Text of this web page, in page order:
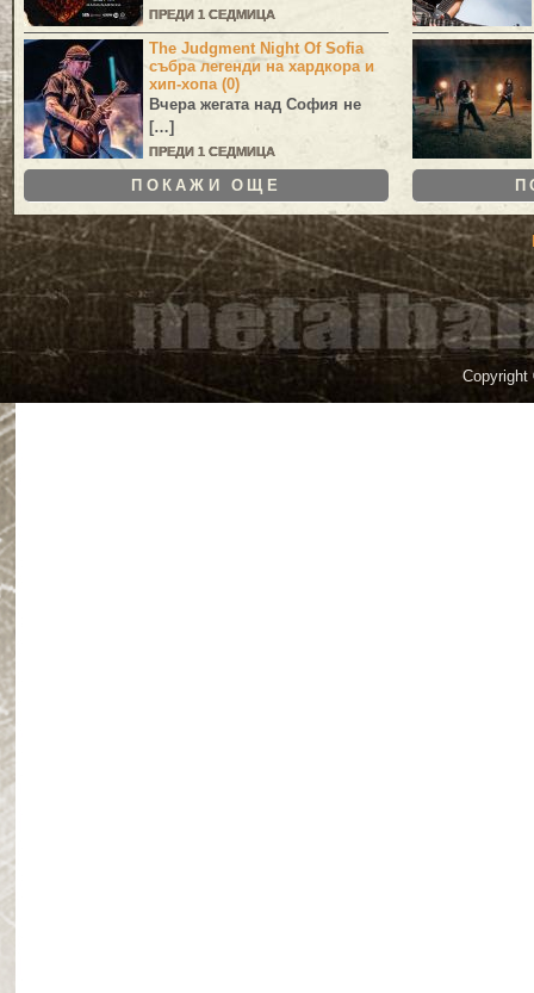
ПРЕДИ 1 СЕДМИЦА
The Judgment Night Of Sofia
събра легенди на хардкора и
хип-хопа (0)
Вчера жегата над София не
[…]
ПРЕДИ 1 СЕДМИЦА
ПОКАЖИ ОЩЕ